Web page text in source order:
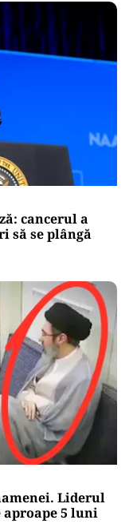
cancerul a
să se plângă
Liderul
5 luni